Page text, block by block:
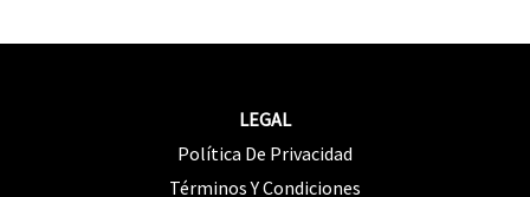
LEGAL
Política De Privacidad
Términos Y Condiciones